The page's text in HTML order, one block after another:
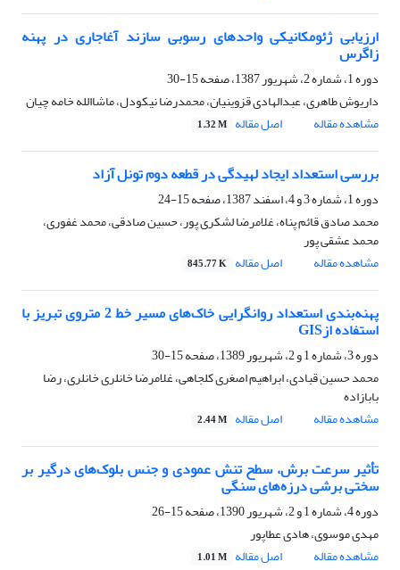
ارزیابی ژئومکانیکی واحدهای رسوبی سازند آغاجاری در پهنه
زاگرس
دوره 1، شماره 2، شهریور 1387، صفحه
15-30
داریوش طاهری، عبدالهادی قزوینیان، محمدرضا نیکودل، ماشاالله خامه چیان
مشاهده مقاله
اصل مقاله 1.32 M
بررسی استعداد ایجاد لهیدگی در قطعه دوم تونل آزاد
دوره 1، شماره 3 و 4، اسفند 1387، صفحه
15-24
محمد صادق قائم پناه، غلامرضا لشکری پور، حسین صادقی، محمد غفوری،
محمد عشقی پور
مشاهده مقاله
اصل مقاله 845.77 K
پهنه‌بندی استعداد روانگرایی خاک‌های مسیر خط 2 متروی تبریز با
استفاده ازGIS
دوره 3، شماره 1 و 2، شهریور 1389، صفحه
15-30
محمد حسین قبادی، ابراهیم اصغری کلجاهی، غلامرضا خانلری خانلری، رضا
بابازاده
مشاهده مقاله
اصل مقاله 2.44 M
تأثیر سرعت برش، سطح تنش عمودی و جنس بلوک‌های درگیر بر
سختی برشی درزه‌های سنگی
دوره 4، شماره 1 و 2، شهریور 1390، صفحه
15-26
مهدی موسوی، هادی عطاپور
مشاهده مقاله
اصل مقاله 1.01 M